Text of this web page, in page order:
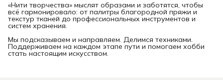
«Нити творчества» мыслят образами и заботятся, чтобы
всё гармонировало: от палитры благородной пряжи и
текстур тканей до профессиональных инструментов и
систем хранения.
Мы подсказываем и направляем. Делимся техниками.
Поддерживаем на каждом этапе пути и помогаем хобби
стать настоящим искусством.